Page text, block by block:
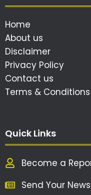
Home
About us
Disclaimer
Privacy Policy
Contact us
Terms & Conditions
Quick Links
Become a
Send Your News